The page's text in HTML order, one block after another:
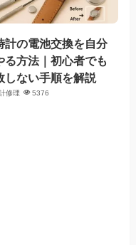
計の電池交換を自分
る方法｜初心者でも
しない手順を解説
修理 5376